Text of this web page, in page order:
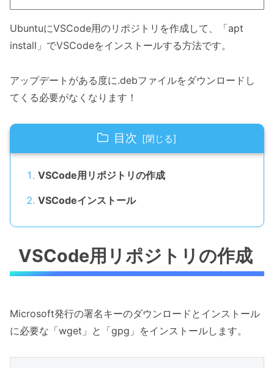
UbuntuにVSCode用のリポジトリを作成して、「apt
install」でVSCodeをインストールする方法です。
アップデートがある度に.debファイルをダウンロードし
てくる必要がなくなります！
目次
VSCode用リポジトリの作成
VSCodeインストール
VSCode用リポジトリの作成
Microsoft発行の署名キーのダウンロードとインストール
に必要な「wget」と「gpg」をインストールします。